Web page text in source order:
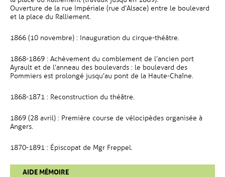
Ouverture de la rue Impériale (rue d’Alsace) entre le boulevard
et la place du Ralliement.
1866 (10 novembre) : Inauguration du cirque-théâtre.
1868-1869 : Achèvement du comblement de l’ancien port
Ayrault et de l’anneau des boulevards : le boulevard des
Pommiers est prolongé jusqu’au pont de la Haute-Chaîne.
1868-1871 : Reconstruction du théâtre.
1869 (28 avril) : Première course de vélocipèdes organisée à
Angers.
1870-1891 : Épiscopat de Mgr Freppel.
AIDE MÉMOIRE